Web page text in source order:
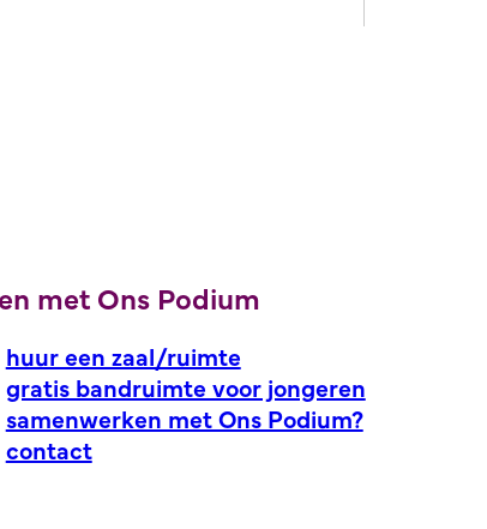
met Ons Podium
huur een zaal/ruimte
gratis bandruimte voor jongeren
samenwerken met Ons Podium?
contact